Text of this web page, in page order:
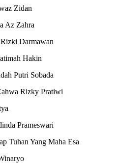
Zidan
Az Zahra
Darmawan
Hakin
Putri Sobada
Rizky Pratiwi
Prameswari
Tuhan Yang Maha Esa